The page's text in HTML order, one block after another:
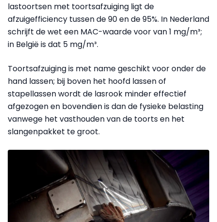
lastoortsen met toortsafzuiging ligt de
afzuigefficiency tussen de 90 en de 95%. In Nederland
schrijft de wet een MAC-waarde voor van 1 mg/m³;
in België is dat 5 mg/m³.
Toortsafzuiging is met name geschikt voor onder de
hand lassen; bij boven het hoofd lassen of
stapellassen wordt de lasrook minder effectief
afgezogen en bovendien is dan de fysieke belasting
vanwege het vasthouden van de toorts en het
slangenpakket te groot.